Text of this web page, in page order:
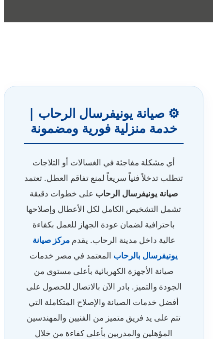
⚙️ صيانة يونيفرسال الرحاب |
خدمة منزلية فورية ومضمونة
أي مشكلة مفاجئة في الغسالات أو الثلاجات
تتطلب تدخلاً فنياً سريعاً لمنع تفاقم العطل. تعتمد
صيانة يونيفرسال الرحاب على خطوات دقيقة
تشمل التشخيص الكامل لكل الأعطال وإصلاحها
باحترافية لضمان عودة الجهاز للعمل بكفاءة
عالية داخل مدينة الرحاب. يقدممركز صيانة
يونيفرسال بالرحاب المعتمد في مصر خدمات
صيانة الأجهزة الكهربائية بأعلى مستوى من
الجودة والتميز. بادر الآن بالاتصال للحصول على
أفضل خدمات الصيانة والإصلاح المتكاملة التي
تتم على يد فريق متميز من الفنيين والمهندسين
المؤهلين والمدربين بأعلى كفاءة من خلال